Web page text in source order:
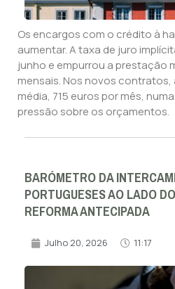
Os encargos com o crédito à
aumentar. A taxa de juro
junho e empurrou a prestação
mensais. Nos novos contratos,
média, 715 euros por mês,
pressão sobre os orçamentos.
BARÓMETRO DA
PORTUGUESES AO LADO
REFORMA ANTECIPADA
Julho 20, 2026 11:17